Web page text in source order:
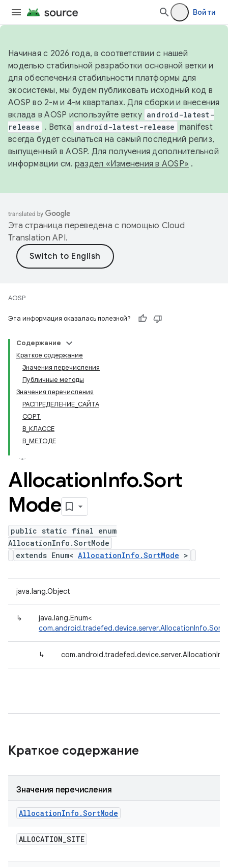
Войти
Начиная с 2026 года, в соответствии с нашей
моделью стабильной разработки основной ветки и
для обеспечения стабильности платформы для
экосистемы, мы будем публиковать исходный код в
AOSP во 2-м и 4-м кварталах. Для сборки и внесения
вклада в AOSP используйте ветку android-latest-
release . Ветка android-latest-release manifest
всегда будет ссылаться на самый последний релиз,
выпущенный в AOSP. Для получения дополнительной
информации см. раздел «Изменения в AOSP» .
Эта страница переведена с помощью Cloud
Translation API.
AOSP
Эта информация оказалась полезной?
Содержание
Краткое содержание
Значения перечисления
Публичные методы
Значения перечисления
РАСПРЕДЕЛЕНИЕ_САЙТА
СОРТ
В_КЛАССЕ
В_МЕТОДЕ
AllocationInfo.Sort
Mode
public static final enum
AllocationInfo.SortMode
extends Enum< AllocationInfo.SortMode >
java.lang.Object
↳
java.lang.Enum<
↳
Краткое содержание
Значения перечисления
AllocationInfo .SortMode
ALLOCATION_SITE